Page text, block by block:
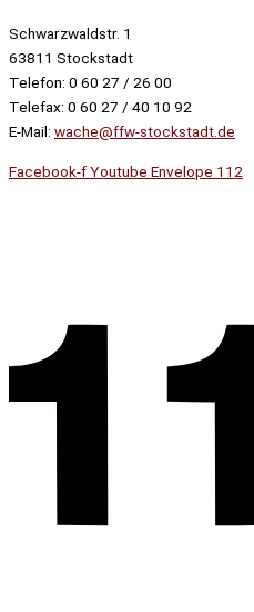
Schwarzwaldstr. 1
63811 Stockstadt
Telefon: 0 60 27 / 26 00
Telefax: 0 60 27 / 40 10 92
E-Mail: wache@ffw-stockstadt.de
Facebook-fYoutube Envelope 112